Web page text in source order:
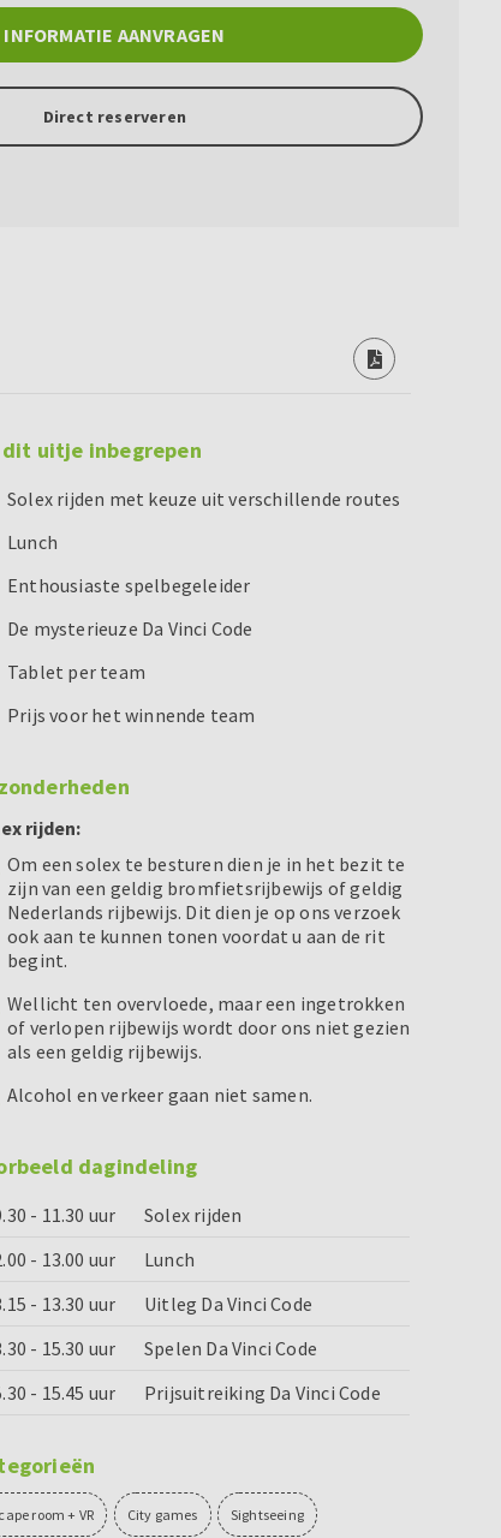
INFORMATIE AANVRAGEN
Direct reserveren
uitje inbegrepen
Solex rijden met keuze uit verschillende routes
Lunch
Enthousiaste spelbegeleider
De mysterieuze Da Vinci Code
Tablet per team
Prijs voor het winnende team
rijden:
Om een solex te besturen dien je in het bezit te
zijn van een geldig bromfietsrijbewijs of geldig
Nederlands rijbewijs. Dit dien je op ons verzoek
ook aan te kunnen tonen voordat u aan de rit
begint.
Wellicht ten overvloede, maar een ingetrokken
of verlopen rijbewijs wordt door ons niet gezien
als een geldig rijbewijs.
Alcohol en verkeer gaan niet samen.
dagindeling
- 11.30 uur
Solex rijden
- 13.00 uur
Lunch
- 13.30 uur
Uitleg Da Vinci Code
- 15.30 uur
Spelen Da Vinci Code
- 15.45 uur
Prijsuitreiking Da Vinci Code
room + VR City games Sightseeing